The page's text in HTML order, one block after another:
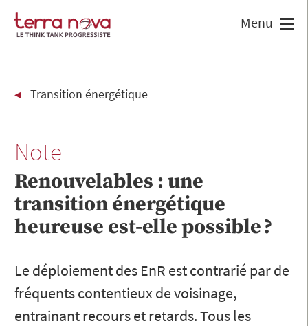
Transition énergétique
Note
Renouvelables : une
transition énergétique
heureuse est-elle possible ?
Le déploiement des EnR est contrarié par de
fréquents contentieux de voisinage,
entrainant recours et retards. Tous les